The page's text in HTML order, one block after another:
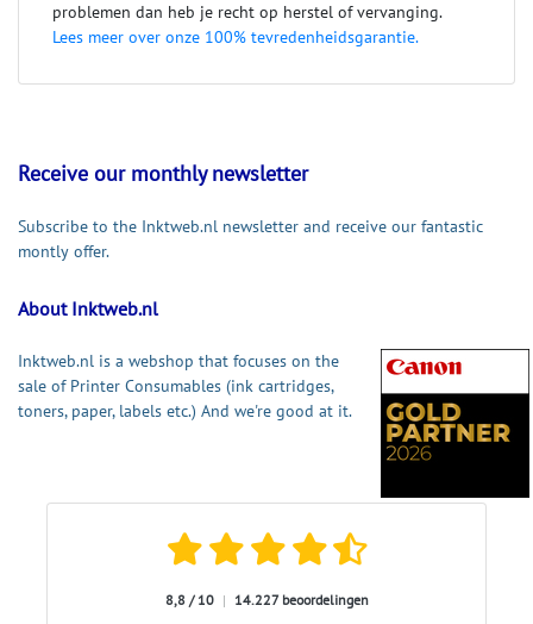
problemen dan heb je recht op herstel of vervanging.
Lees meer over onze 100% tevredenheidsgarantie.
Receive our monthly newsletter
Subscribe to the Inktweb.nl newsletter and receive our fantastic
montly offer.
About Inktweb.nl
Inktweb.nl is a webshop that focuses on the
sale of Printer Consumables (ink cartridges,
toners, paper, labels etc.) And we're good at it.
8,8 / 10 | 14.227 beoordelingen